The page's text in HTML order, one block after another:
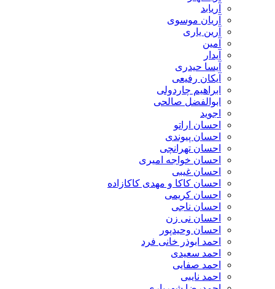
آریابد
آریان موسوی
آرین یاری
آمین
آیدار
آیسا حیدری
آیکان رفیعی
ابراهیم چاردولی
ابوالفضل صالحی
اجوید
احسان اراتو
احسان پیوندی
احسان تهرانچی
احسان خواجه امیری
احسان غیبی
احسان کاکا و مهدی کاکازاده
احسان کریمی
احسان ناجی
احسان نی زن
احسان وحیدپور
احمد ابوذر خانی فرد
احمد سعیدی
احمد صفایی
احمد نایبی